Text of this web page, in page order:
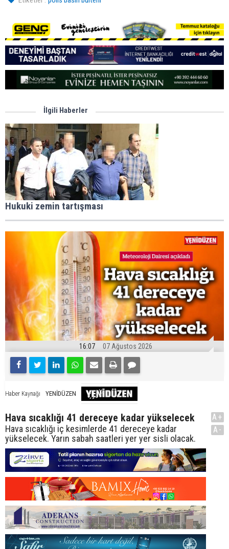
İlgili Haberler
Hukuki zemin tartışması
16:07 07 Ağustos 2026
Haber Kaynağı YENİDÜZEN
Hava sıcaklığı 41 dereceye kadar yükselecek
Hava sıcaklığı iç kesimlerde 41 dereceye kadar
yükselecek. Yarın sabah saatleri yer yer sisli olacak.
A+
A-